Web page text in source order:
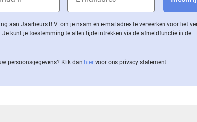
aan Jaarbeurs B.V. om je naam en e-mailadres te verwerken voor het
kunt je toestemming te allen tijde intrekken via de af­meld­func­tie in de
per­soons­ge­ge­vens? Klik dan hier voor ons privacy statement.